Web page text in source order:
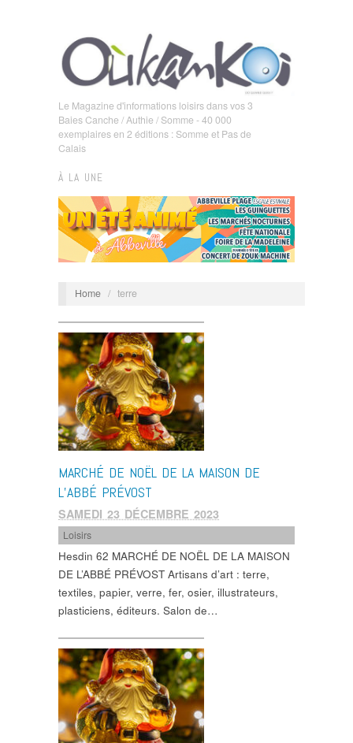
Le Magazine d'informations loisirs dans vos 3
Baies Canche / Authie / Somme - 40 000
exemplaires en 2 éditions : Somme et Pas de
Calais
À LA UNE
Home / terre
MARCHÉ DE NOËL DE LA MAISON DE
L’ABBÉ PRÉVOST
SAMEDI 23 DÉCEMBRE 2023
Loisirs
Hesdin 62 MARCHÉ DE NOËL DE LA MAISON
DE L’ABBÉ PRÉVOST Artisans d’art : terre,
textiles, papier, verre, fer, osier, illustrateurs,
plasticiens, éditeurs. Salon de…